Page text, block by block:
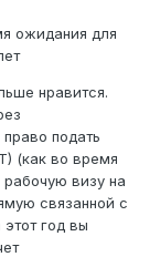
ожидания для
нравится.
подать
(как во время
визу на
связанной с
год вы